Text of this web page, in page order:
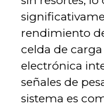
rendimiento
celda de
electrónica
señales de
sistema es